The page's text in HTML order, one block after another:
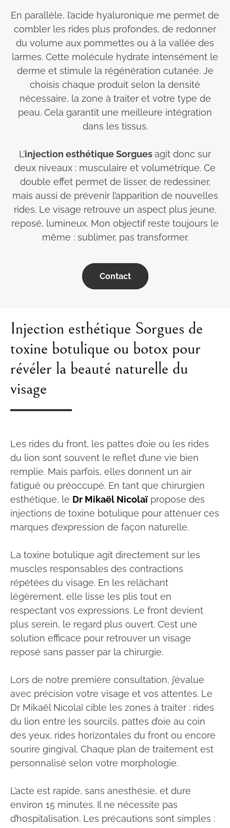
En parallèle, l’acide hyaluronique me permet de
combler les rides plus profondes, de redonner
du volume aux pommettes ou à la vallée des
larmes. Cette molécule hydrate intensément le
derme et stimule la régénération cutanée. Je
choisis chaque produit selon la densité
nécessaire, la zone à traiter et votre type de
peau. Cela garantit une meilleure intégration
dans les tissus.
L’injection esthétique Sorguesagit donc sur
deux niveaux : musculaire et volumétrique. Ce
double effet permet de lisser, de redessiner,
mais aussi de prévenir l’apparition de nouvelles
rides. Le visage retrouve un aspect plus jeune,
reposé, lumineux. Mon objectif reste toujours le
même : sublimer, pas transformer.
Contact
Injection esthétique Sorgues de
toxine botulique ou botox pour
révéler la beauté naturelle du
visage
Les rides du front, les pattes d’oie ou les rides
du lion sont souvent le reflet d’une vie bien
remplie. Mais parfois, elles donnent un air
fatigué ou préoccupé. En tant que chirurgien
esthétique, le Dr Mikaël Nicolaï propose des
injections de toxine botulique pour atténuer ces
marques d’expression de façon naturelle.
La toxine botulique agit directement sur les
muscles responsables des contractions
répétées du visage. En les relâchant
légèrement, elle lisse les plis tout en
respectant vos expressions. Le front devient
plus serein, le regard plus ouvert. C’est une
solution efficace pour retrouver un visage
reposé sans passer par la chirurgie.
Lors de notre première consultation, j’évalue
avec précision votre visage et vos attentes. Le
Dr Mikaël Nicolaï cible les zones à traiter : rides
du lion entre les sourcils, pattes d’oie au coin
des yeux, rides horizontales du front ou encore
sourire gingival. Chaque plan de traitement est
personnalisé selon votre morphologie.
L’acte est rapide, sans anesthésie, et dure
environ 15 minutes. Il ne nécessite pas
d’hospitalisation. Les précautions sont simples :